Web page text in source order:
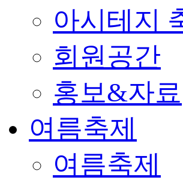
아시테지
회원공간
홍보&자료
여름축제
여름축제